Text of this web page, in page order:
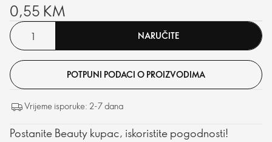
0,55 KM
NARUČITE
POTPUNI PODACI O PROIZVODIMA
Vrijeme isporuke: 2-7 dana
Postanite Beauty kupac, iskoristite pogodnosti!